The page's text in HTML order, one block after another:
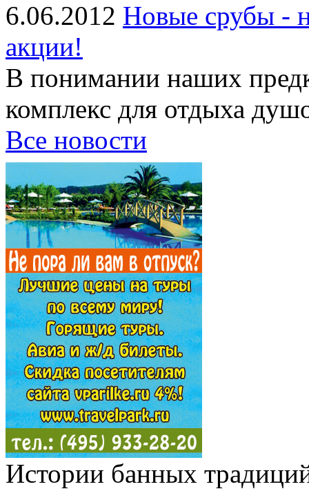
6.06.2012 Новые срубы -
акции!
В понимании наших
комплекс для отдыха
Все новости
Истории банных